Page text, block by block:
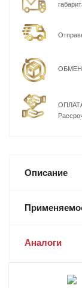
ОБМЕН/
ОПЛАТА
Описание
Аналоги